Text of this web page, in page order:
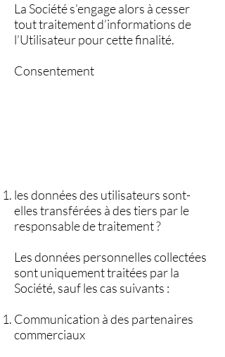
La Société s’engage alors à cesser
tout traitement d’informations de
l’Utilisateur pour cette finalité.
Consentement
les données des utilisateurs sont-
elles transférées à des tiers par le
responsable de traitement ?
Les données personnelles collectées
sont uniquement traitées par la
Société, sauf les cas suivants :
Communication à des partenaires
commerciaux